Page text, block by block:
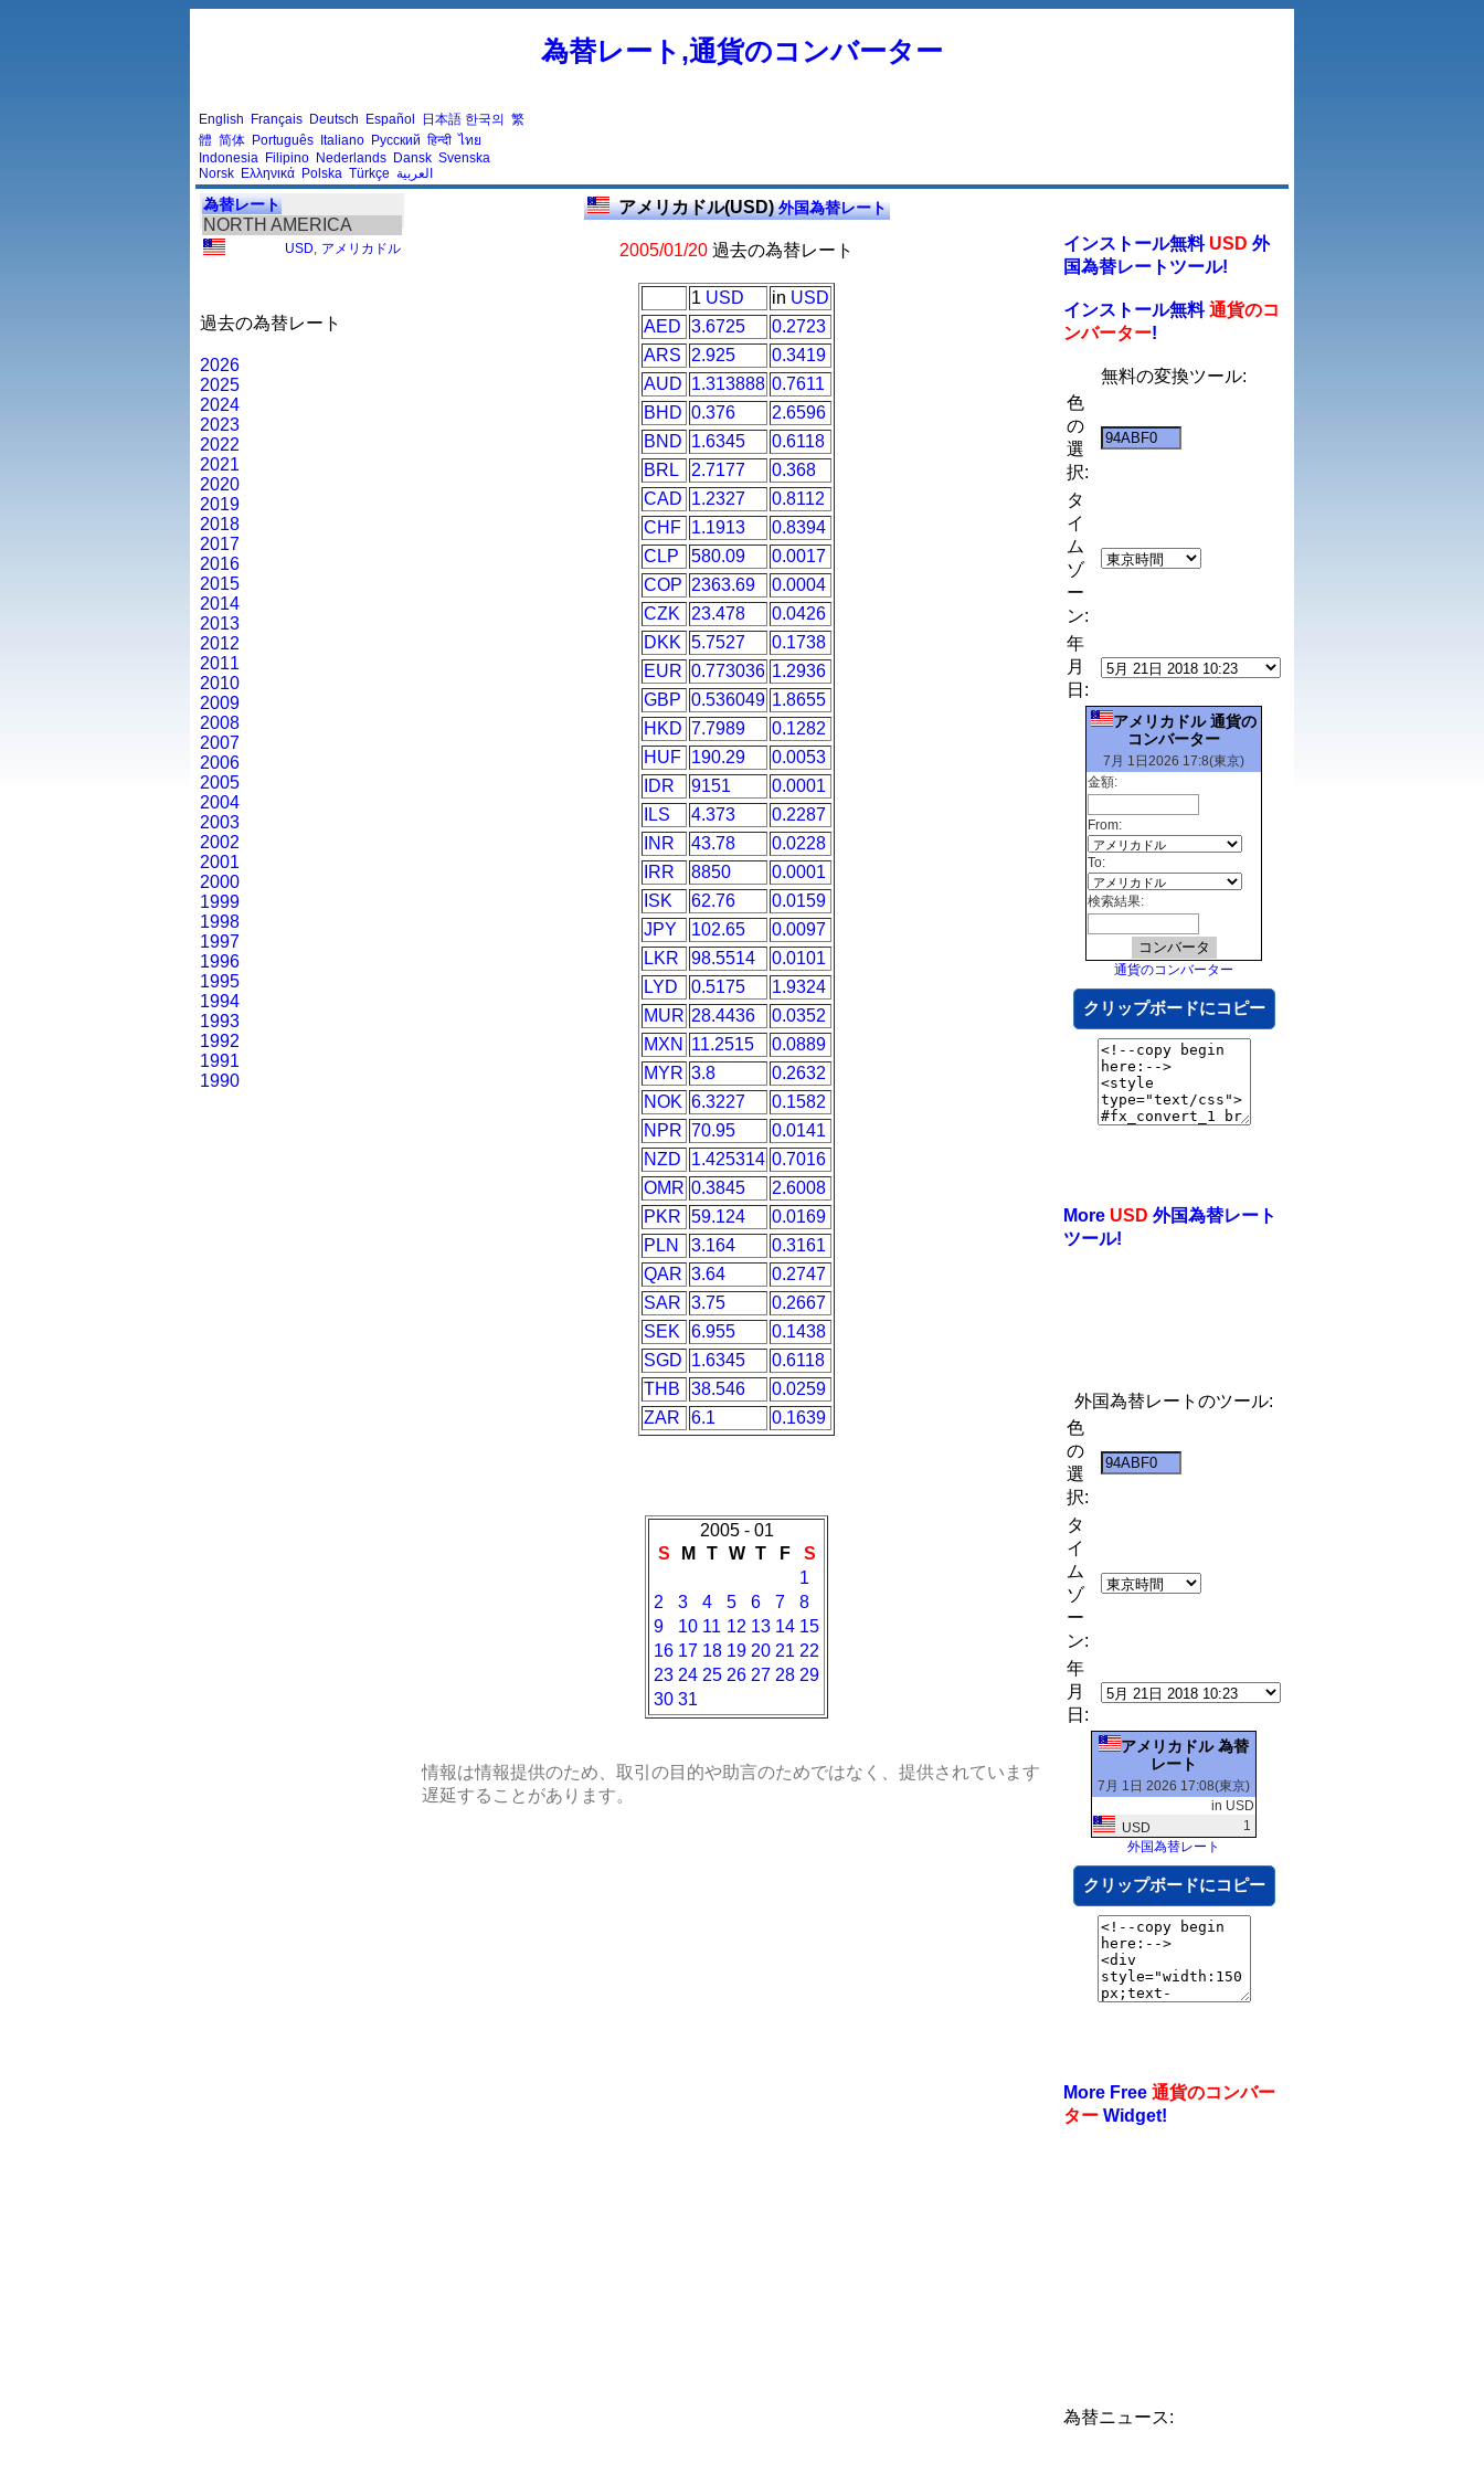
為替レート,通貨のコンバーター
English Français Deutsch Español 日本語 한국의 繁
體 简体 Português Italiano Русский हिन्दी ไทย
Indonesia Filipino Nederlands Dansk Svenska
Norsk Ελληνικά Polska Türkçe العربية
為替レート
NORTH AMERICA
USD アメリカドル
過去の為替レート
2026
2025
2024
2023
2022
2021
2020
2019
2018
2017
2016
2015
2014
2013
2012
2011
2010
2009
2008
2007
2006
2005
2004
2003
2002
2001
2000
1999
1998
1997
1996
1995
1994
1993
1992
1991
1990
アメリカドル(USD)外国為替レート
2005/01/20 過去の為替レート
1 USD in USD
AED 3.6725
0.2723
ARS
2.925
0.3419
AUD 1.313888 0.7611
BHD 0.376
2.6596
BND 1.6345
0.6118
BRL
2.7177
0.368
CAD 1.2327
0.8112
CHF 1.1913
0.8394
CLP
580.09
0.0017
COP 2363.69
0.0004
CZK
23.478
0.0426
DKK 5.7527
0.1738
EUR 0.773036 1.2936
GBP 0.536049 1.8655
HKD 7.7989
0.1282
HUF 190.29
0.0053
IDR
9151
0.0001
ILS
4.373
0.2287
INR
43.78
0.0228
IRR
8850
0.0001
ISK
62.76
0.0159
JPY
102.65
0.0097
LKR
98.5514
0.0101
LYD
0.5175
1.9324
MUR 28.4436
0.0352
MXN
11.2515
0.0889
MYR 3.8
0.2632
NOK 6.3227
0.1582
NPR 70.95
0.0141
NZD
1.425314 0.7016
OMR 0.3845
2.6008
PKR 59.124
0.0169
PLN
3.164
0.3161
QAR 3.64
0.2747
SAR 3.75
0.2667
SEK
6.955
0.1438
SGD 1.6345
0.6118
THB
38.546
0.0259
ZAR
6.1 0.1639
2005 - 01
S
M T W T F
S
1
2
3 4 5 6 7
8
9
10 11 12 13 14 15
16 17 18 19 20 21 22
23 24 25 26 27 28 29
30 31
情報は情報提供のため、取引の目的や助言のためではなく、提供されています
遅延することがあります。
インストール無料 USD 外
国為替レートツール!
インストール無料通貨のコ
ンバーター!
無料の変換ツール:
色
の
選
択:
タ
イ
ム
ゾ
ー
ン:
年
月
日:
アメリカドル 通貨の
コンバーター
7月 1日2026 17:8(東京)
金額:
From:
To:
検索結果:
通貨のコンバーター
クリップボードにコピー
More USD 外国為替レート
ツール!
外国為替レートのツール:
色
の
選
択:
タ
イ
ム
ゾ
ー
ン:
年
月
日:
アメリカドル 為替
レート
7月 1日 2026 17:08(東京)
in USD
USD
1
外国為替レート
クリップボードにコピー
More Free 通貨のコンバー
ター Widget!
為替ニュース: